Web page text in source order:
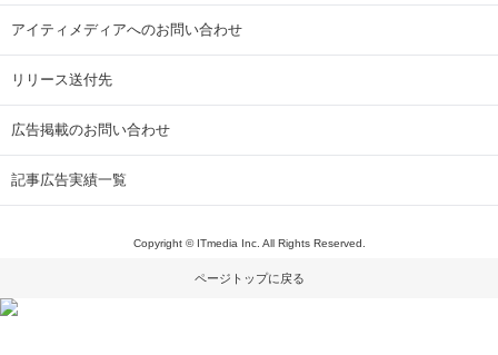
アイティメディアへのお問い合わせ
リリース送付先
広告掲載のお問い合わせ
記事広告実績一覧
Copyright © ITmedia Inc. All Rights Reserved.
ページトップに戻る